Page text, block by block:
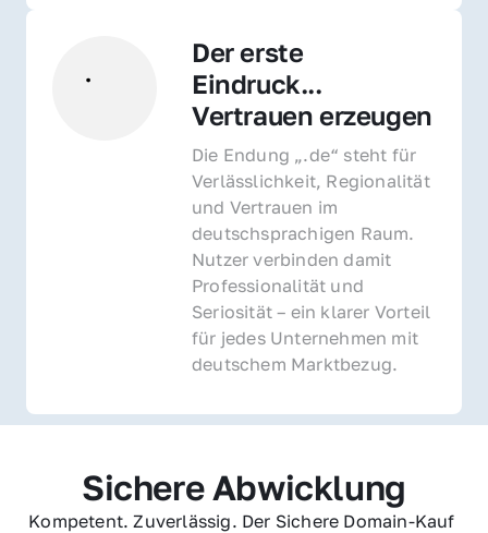
Der erste
Eindruck...
Vertrauen erzeugen
Die Endung „.de“ steht für
Verlässlichkeit, Regionalität
und Vertrauen im
deutschsprachigen Raum.
Nutzer verbinden damit
Professionalität und
Seriosität – ein klarer Vorteil
für jedes Unternehmen mit
deutschem Marktbezug.
Sichere Abwicklung
Kompetent. Zuverlässig. Der Sichere Domain-Kauf